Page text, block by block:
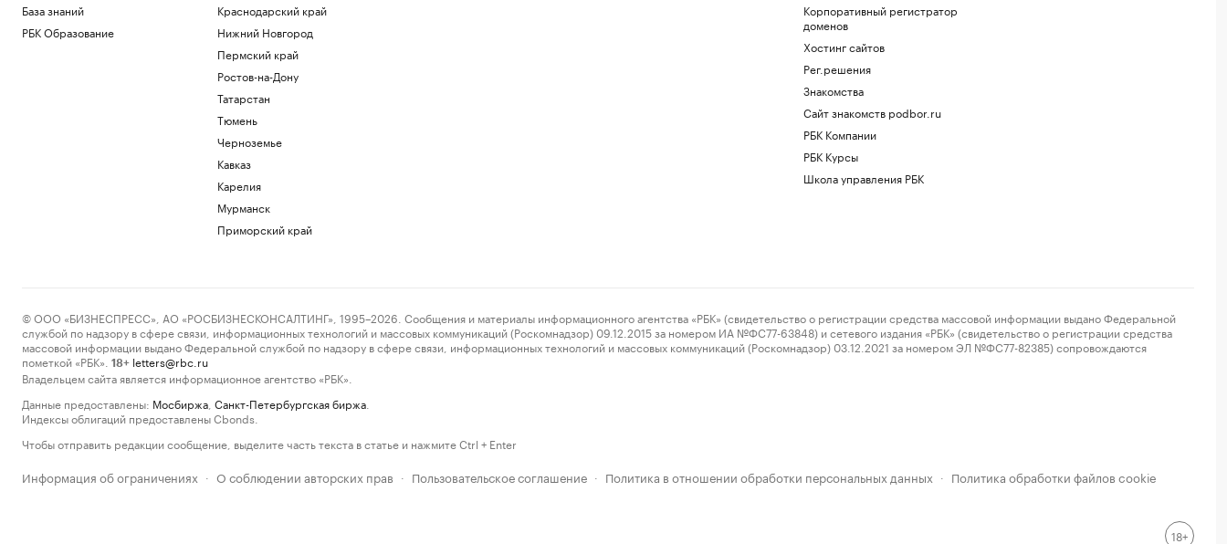
База знаний
РБК Образование
Краснодарский край
Нижний Новгород
Пермский край
Ростов-на-Дону
Татарстан
Тюмень
Черноземье
Кавказ
Карелия
Мурманск
Приморский край
Корпоративный регистратор
доменов
Хостинг сайтов
Рег.решения
Знакомства
Сайт знакомств podbor.ru
РБК Компании
РБК Курсы
Школа управления РБК
© ООО «БИЗНЕСПРЕСС», АО «РОСБИЗНЕСКОНСАЛТИНГ», 1995–2026. Сообщения и материалы информационного агентства «РБК» (свидетельство о регистрации средства массовой информации выдано Федеральной
службой по надзору в сфере связи, информационных технологий и массовых коммуникаций (Роскомнадзор) 09.12.2015 за номером ИА №ФС77-63848) и сетевого издания «РБК» (свидетельство о регистрации средства
массовой информации выдано Федеральной службой по надзору в сфере связи, информационных технологий и массовых коммуникаций (Роскомнадзор) 03.12.2021 за номером ЭЛ №ФС77-82385) сопровождаются
пометкой «РБК».
18+ letters@rbc.ru
Владельцем сайта является информационное агентство «РБК».
Данные предоставлены: Мосбиржа Санкт-Петербургская биржа
Индексы облигаций предоставлены Cbonds.
Чтобы отправить редакции сообщение, выделите часть текста в статье и нажмите Ctrl + Enter
Информация об ограничениях · О соблюдении авторских прав · Пользовательское соглашение · Политика в отношении обработки персональных данных · Политика обработки файлов cookie
18+